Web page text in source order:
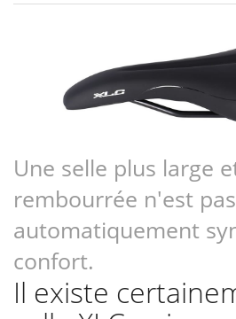
Une selle plus large
rembourrée n'est pas
automatiquement
confort.
Il existe